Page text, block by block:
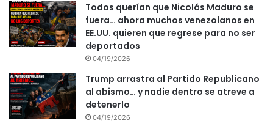
Todos querían que Nicolás Maduro se
fuera… ahora muchos venezolanos en
EE.UU. quieren que regrese para no ser
deportados
04/19/2026
Trump arrastra al Partido Republicano
al abismo… y nadie dentro se atreve a
detenerlo
04/19/2026